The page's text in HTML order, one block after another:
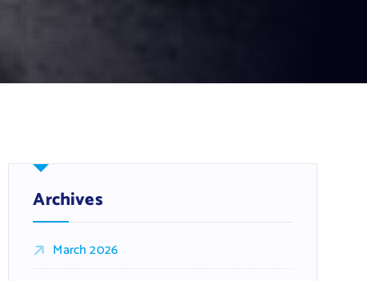
Archives
March 2026